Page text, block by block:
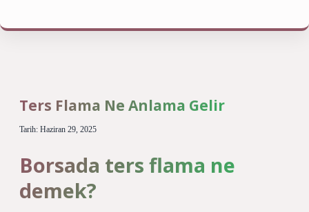
Ters Flama Ne Anlama Gelir
Tarih: Haziran 29, 2025
Borsada ters flama ne
demek?